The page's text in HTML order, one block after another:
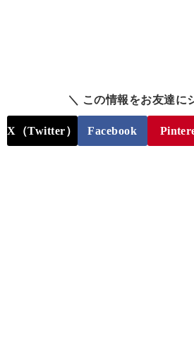
＼ この情報をお友達に
X（Twitter） Facebook